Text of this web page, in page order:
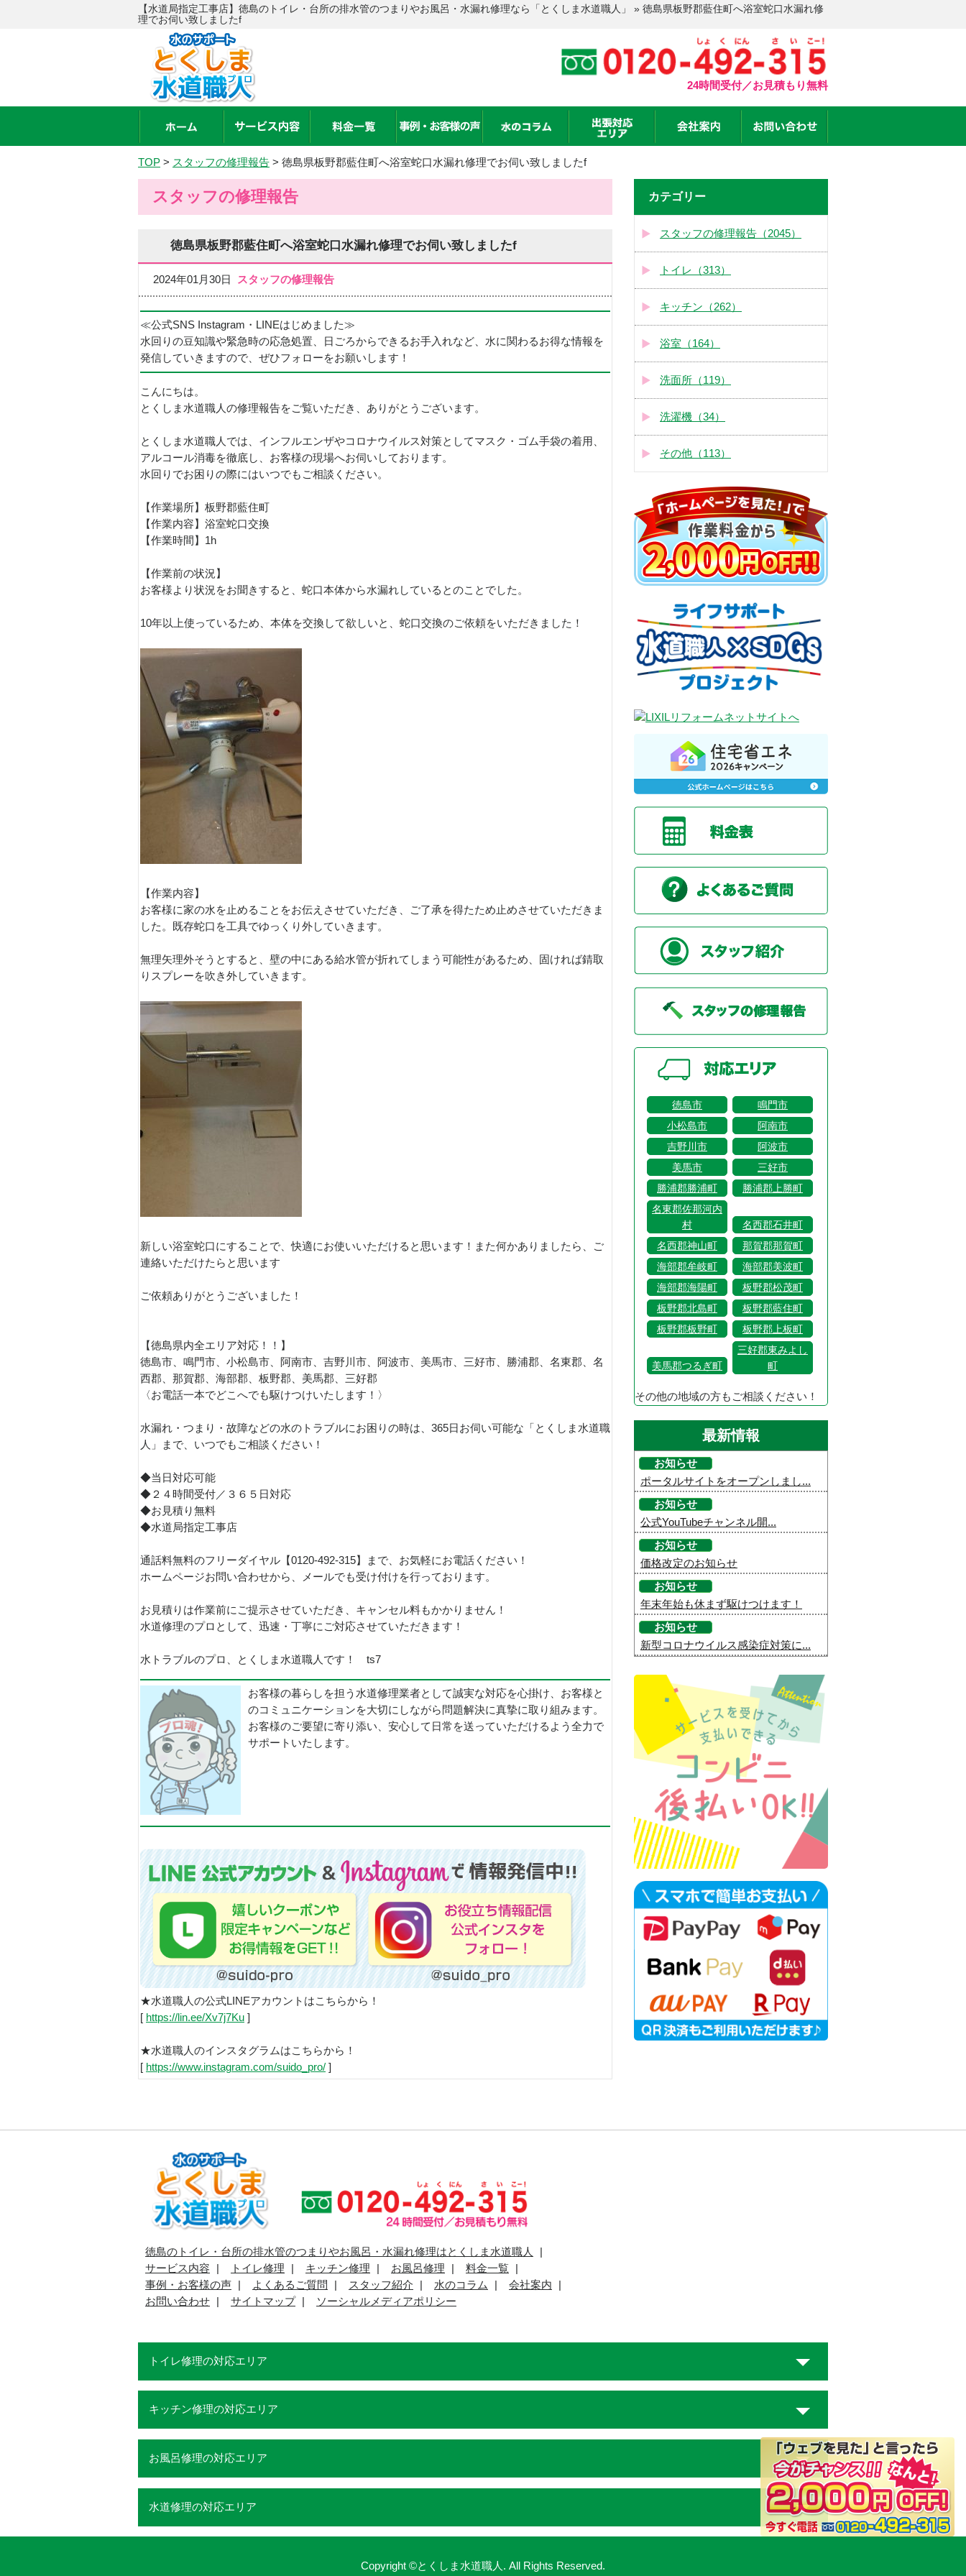
【水道局指定工事店】徳島のトイレ・台所の排水管のつまりやお風呂・水漏れ修理なら「とくしま水道職人」 » 徳島県板野郡藍住町へ浴室蛇口水漏れ修
理でお伺い致しましたf
24時間受付／お見積もり無料
TOP > スタッフの修理報告 > 徳島県板野郡藍住町へ浴室蛇口水漏れ修理でお伺い致しましたf
スタッフの修理報告
徳島県板野郡藍住町へ浴室蛇口水漏れ修理でお伺い致しましたf
2024年01月30日 スタッフの修理報告
≪公式SNS Instagram・LINEはじめました≫
水回りの豆知識や緊急時の応急処置、日ごろからできるお手入れなど、水に関わるお得な情報を
発信していきますので、ぜひフォローをお願いします！
こんにちは。
とくしま水道職人の修理報告をご覧いただき、ありがとうございます。
とくしま水道職人では、インフルエンザやコロナウイルス対策としてマスク・ゴム手袋の着用、
アルコール消毒を徹底し、お客様の現場へお伺いしております。
水回りでお困りの際にはいつでもご相談ください。
【作業場所】板野郡藍住町
【作業内容】浴室蛇口交換
【作業時間】1h
【作業前の状況】
お客様より状況をお聞きすると、蛇口本体から水漏れしているとのことでした。
10年以上使っているため、本体を交換して欲しいと、蛇口交換のご依頼をいただきました！
【作業内容】
お客様に家の水を止めることをお伝えさせていただき、ご了承を得たため止めさせていただきま
した。既存蛇口を工具でゆっくり外していきます。
無理矢理外そうとすると、壁の中にある給水管が折れてしまう可能性があるため、固ければ錆取
りスプレーを吹き外していきます。
新しい浴室蛇口にすることで、快適にお使いいただけると思います！また何かありましたら、ご
連絡いただけたらと思います
ご依頼ありがとうございました！
【徳島県内全エリア対応！！】
徳島市、鳴門市、小松島市、阿南市、吉野川市、阿波市、美馬市、三好市、勝浦郡、名東郡、名
西郡、那賀郡、海部郡、板野郡、美馬郡、三好郡
〈お電話一本でどこへでも駆けつけいたします！〉
水漏れ・つまり・故障などの水のトラブルにお困りの時は、365日お伺い可能な「とくしま水道職
人」まで、いつでもご相談ください！
◆当日対応可能
◆２４時間受付／３６５日対応
◆お見積り無料
◆水道局指定工事店
通話料無料のフリーダイヤル【0120-492-315】まで、お気軽にお電話ください！
ホームページお問い合わせから、メールでも受け付けを行っております。
お見積りは作業前にご提示させていただき、キャンセル料もかかりません！
水道修理のプロとして、迅速・丁寧にご対応させていただきます！
水トラブルのプロ、とくしま水道職人です！ ts7
お客様の暮らしを担う水道修理業者として誠実な対応を心掛け、お客様と
のコミュニケーションを大切にしながら問題解決に真摯に取り組みます。
お客様のご要望に寄り添い、安心して日常を送っていただけるよう全力で
サポートいたします。
★水道職人の公式LINEアカウントはこちらから！
[ https://lin.ee/Xv7j7Ku ]
★水道職人のインスタグラムはこちらから！
[ https://www.instagram.com/suido_pro/ ]
カテゴリー
スタッフの修理報告（2045）
トイレ（313）
キッチン（262）
浴室（164）
洗面所（119）
洗濯機（34）
その他（113）
徳島市
鳴門市
小松島市
阿南市
吉野川市
阿波市
美馬市
三好市
勝浦郡勝浦町
勝浦郡上勝町
名東郡佐那河内
村
名西郡石井町
名西郡神山町
那賀郡那賀町
海部郡牟岐町
海部郡美波町
海部郡海陽町
板野郡松茂町
板野郡北島町
板野郡藍住町
板野郡板野町
板野郡上板町
美馬郡つるぎ町
三好郡東みよし
町
その他の地域の方もご相談ください！
最新情報
お知らせ
ポータルサイトをオープンしまし...
お知らせ
公式YouTubeチャンネル開...
お知らせ
価格改定のお知らせ
お知らせ
年末年始も休まず駆けつけます！
お知らせ
新型コロナウイルス感染症対策に...
徳島のトイレ・台所の排水管のつまりやお風呂・水漏れ修理はとくしま水道職人
サービス内容
トイレ修理 キッチン修理 お風呂修理
料金一覧
事例・お客様の声
よくあるご質問 スタッフ紹介 水のコラム
会社案内
お問い合わせ
サイトマップ ソーシャルメディアポリシー
トイレ修理の対応エリア
キッチン修理の対応エリア
お風呂修理の対応エリア
水道修理の対応エリア
Copyright ©とくしま水道職人. All Rights Reserved.